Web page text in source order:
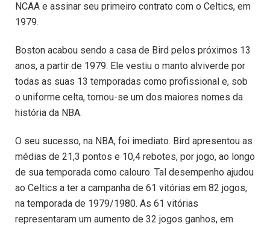
NCAA e assinar seu primeiro contrato com o Celtics, em
1979.
Boston acabou sendo a casa de Bird pelos próximos 13
anos, a partir de 1979. Ele vestiu o manto alviverde por
todas as suas 13 temporadas como profissional e, sob
o uniforme celta, tornou-se um dos maiores nomes da
história da NBA.
O seu sucesso, na NBA, foi imediato. Bird apresentou as
médias de 21,3 pontos e 10,4 rebotes, por jogo, ao longo
de sua temporada como calouro. Tal desempenho ajudou
ao Celtics a ter a campanha de 61 vitórias em 82 jogos,
na temporada de 1979/1980. As 61 vitórias
representaram um aumento de 32 jogos ganhos, em